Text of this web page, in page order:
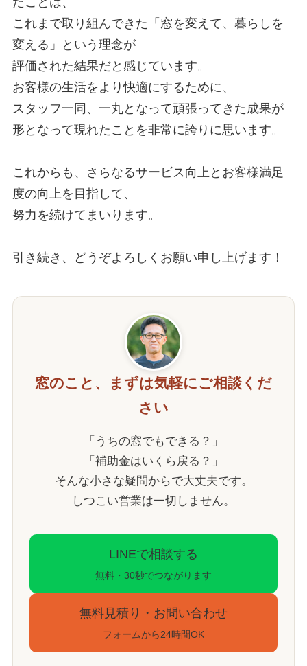
これまで取り組んできた「窓を変えて、暮らしを
変える」という理念が
評価された結果だと感じています。
お客様の生活をより快適にするために、
スタッフ一同、一丸となって頑張ってきた成果が
形となって現れたことを非常に誇りに思います。
これからも、さらなるサービス向上とお客様満足
度の向上を目指して、
努力を続けてまいります。
引き続き、どうぞよろしくお願い申し上げます！
窓のこと、まずは気軽にご相談くだ
さい
「うちの窓でもできる？」
「補助金はいくら戻る？」
そんな小さな疑問からで大丈夫です。
しつこい営業は一切しません。
LINEで相談する
無料・30秒でつながります
無料見積り・お問い合わせ
フォームから24時間OK